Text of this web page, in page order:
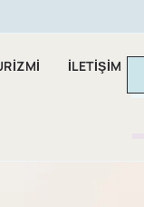
İLETIŞIM